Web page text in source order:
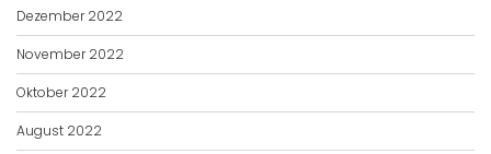
Dezember 2022
November 2022
Oktober 2022
August 2022